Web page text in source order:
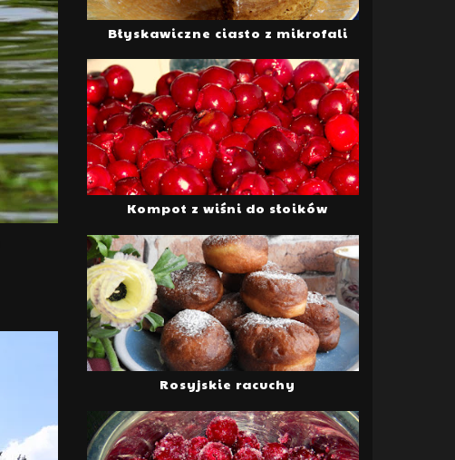
Błyskawiczne ciasto z mikrofali
Kompot z wiśni do słoików
Rosyjskie racuchy